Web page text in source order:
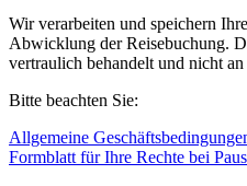
Wir verarbeiten und speichern
Abwicklung der Reisebuchung.
vertraulich behandelt und nicht
Bitte beachten Sie:
Allgemeine
Formblatt für Ihre Rechte bei